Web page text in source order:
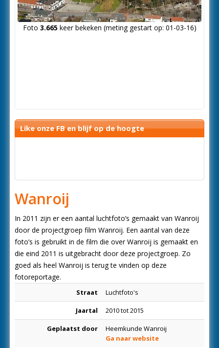
Foto 3.665keer bekeken (meting gestart op: 01-03-16)
Like onze FB en blijf op de hoogte
Wanroij
In 2011 zijn er een aantal luchtfoto’s gemaakt van Wanroij
door de projectgroep film Wanroij. Een aantal van deze
foto’s is gebruikt in de film die over Wanroij is gemaakt en
die eind 2011 is uitgebracht door deze projectgroep. Zo
goed als heel Wanroij is terug te vinden op deze
fotoreportage.
Straat Luchtfoto's
Jaartal 2010 tot 2015
Geplaatst door
Heemkunde Wanroij
Ga naar website